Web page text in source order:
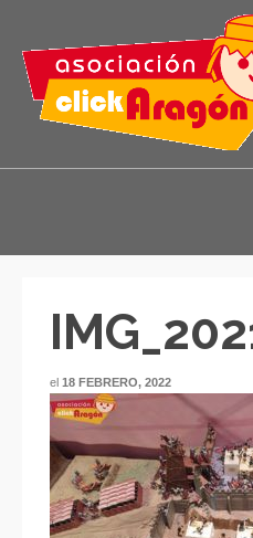
el 18 FEBRERO, 2022